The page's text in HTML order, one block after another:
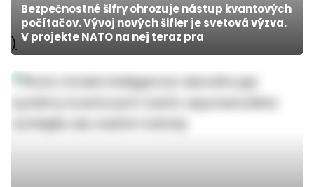
)
Bezpečnostné šifry ohrozuje nástup kvantových
počítačov. Vývoj nových šifier je svetová výzva.
V projekte NATO na nej teraz pra